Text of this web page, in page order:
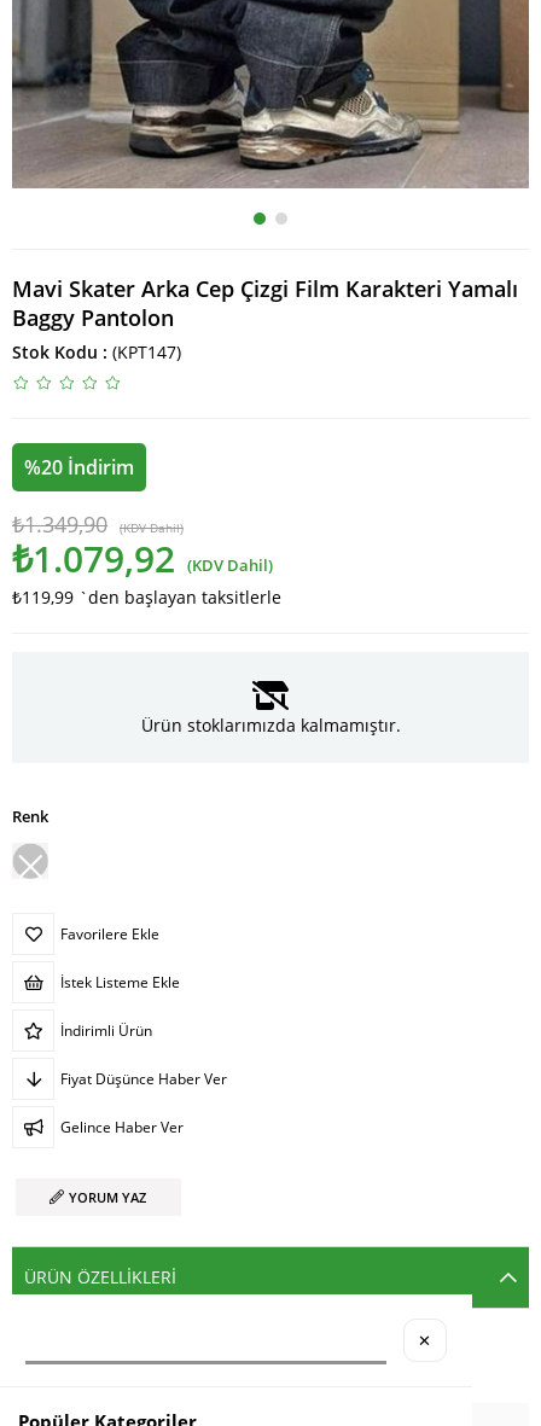
Mavi Skater Arka Cep Çizgi Film Karakteri Yamalı
Baggy Pantolon
Stok Kodu (KPT147)
%20 İndirim
₺1.349,90 (KDV Dahil)
₺1.079,92 (KDV Dahil)
₺119,99 `den başlayan taksitlerle
Ürün stoklarımızda kalmamıştır.
Renk
Favorilere Ekle
İstek Listeme Ekle
İndirimli Ürün
Fiyat Düşünce Haber Ver
Gelince Haber Ver
YORUM YAZ
ÜRÜN ÖZELLIKLERI
✕